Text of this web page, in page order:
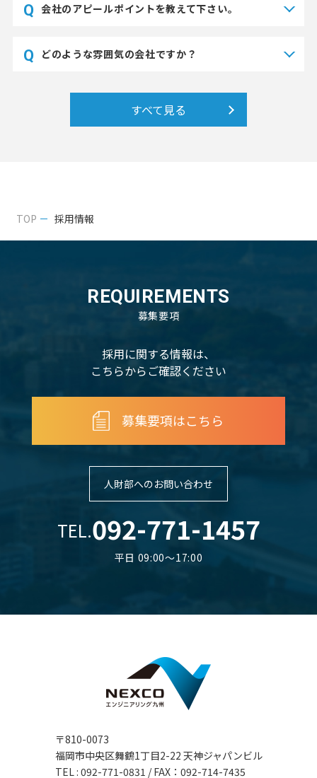
会社のアピールポイントを教えて下さい。
どのような雰囲気の会社ですか？
すべて見る
TOP 採用情報
REQUIREMENTS
募集要項
採用に関する情報は、
こちらからご確認ください
募集要項はこちら
人財部へのお問い合わせ
TEL.092-771-1457
平日 09:00～17:00
〒810-0073
福岡市中央区舞鶴1丁目2-22 天神ジャパンビル
TEL : 092-771-0831 / FAX：092-714-7435